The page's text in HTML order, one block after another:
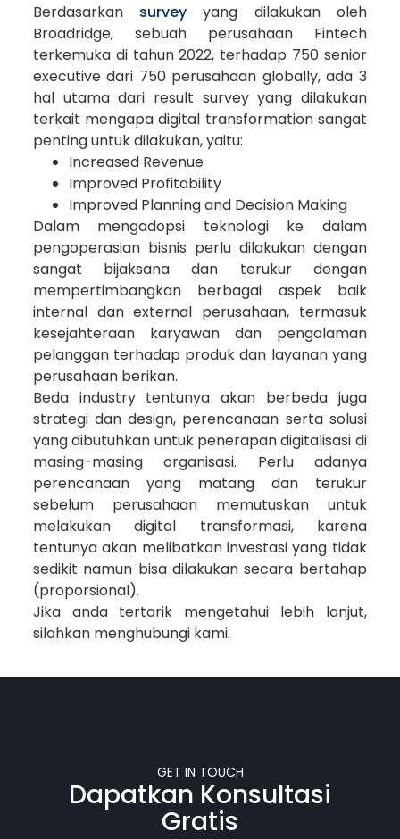
Berdasarkan surveyyang dilakukan oleh
Broadridge, sebuah perusahaan Fintech
terkemuka di tahun 2022, terhadap 750 senior
executive dari 750 perusahaan globally, ada 3
hal utama dari result survey yang dilakukan
terkait mengapa digital transformation sangat
penting untuk dilakukan, yaitu:
Increased Revenue
Improved Profitability
Improved Planning and Decision Making
Dalam mengadopsi teknologi ke dalam
pengoperasian bisnis perlu dilakukan dengan
sangat bijaksana dan terukur dengan
mempertimbangkan berbagai aspek baik
internal dan external perusahaan, termasuk
kesejahteraan karyawan dan pengalaman
pelanggan terhadap produk dan layanan yang
perusahaan berikan.
Beda industry tentunya akan berbeda juga
strategi dan design, perencanaan serta solusi
yang dibutuhkan untuk penerapan digitalisasi di
masing-masing organisasi. Perlu adanya
perencanaan yang matang dan terukur
sebelum perusahaan memutuskan untuk
melakukan digital transformasi, karena
tentunya akan melibatkan investasi yang tidak
sedikit namun bisa dilakukan secara bertahap
(proporsional).
Jika anda tertarik mengetahui lebih lanjut,
silahkan menghubungi kami.
GET IN TOUCH
Dapatkan Konsultasi
Gratis